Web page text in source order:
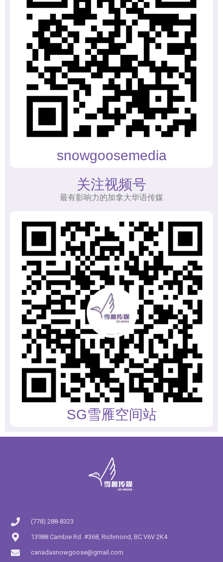
snowgoosemedia
关注视频号
最有影响力的加拿大华语传媒
SG雪雁空间站
(778) 288-8323
13988 Cambie Rd. #368, Richmond, BC V6V 2K4
canadasnowgoose@gmail.com